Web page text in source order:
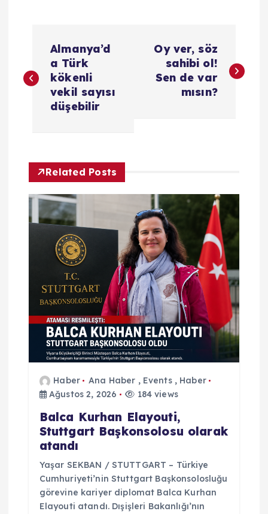
a
g
e
z
m
e
s
Almanya’d
a Türk
kökenli
vekil sayısı
düşebilir
Oy ver, söz
sahibi ol!
Sen de var
mısın?
Related Posts
Haber Ana Haber , Events, Haber
Ağustos 2, 2026
184 views
Balca Kurhan Elayouti,
Stuttgart Başkonsolosu olarak
atandı
Yaşar SEKBAN / STUTTGART – Türkiye
Cumhuriyeti’nin Stuttgart Başkonsolosluğu
görevine kariyer diplomat Balca Kurhan
Elayouti atandı. Dışişleri Bakanlığı’nın